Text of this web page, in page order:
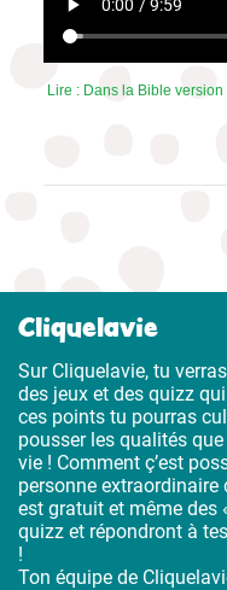
Lire : Dans la Bible
Cliquelavie
Sur Cliquelavie, tu
des jeux et des quizz
ces points tu pourras
pousser les qualités
vie ! Comment ç’est
personne extraordinaire
est gratuit et même des
quizz et répondront à
!
Ton équipe de